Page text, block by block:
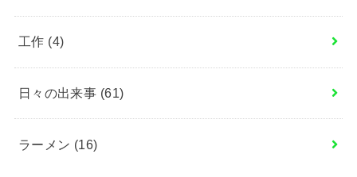
工作 (4)
日々の出来事 (61)
ラーメン (16)